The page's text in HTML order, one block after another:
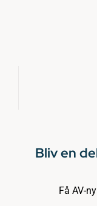
Bliv en
Få AV-